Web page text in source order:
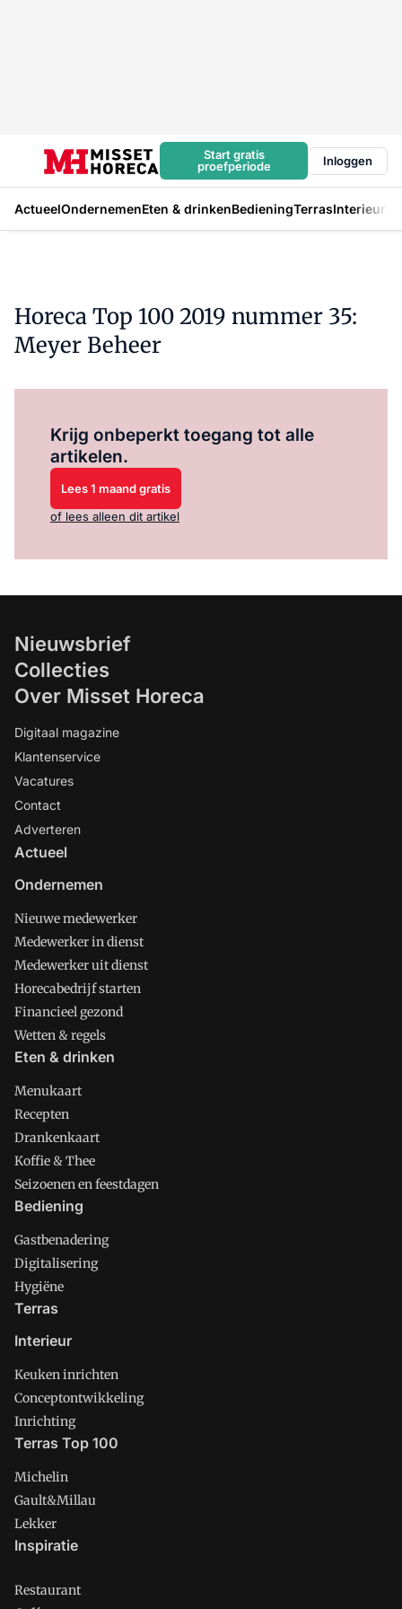
Start gratis
proefperiode
Inloggen
ActueelOndernemenEten & drinkenBedieningTerrasInterieur
Horeca Top 100 2019 nummer 35:
Meyer Beheer
Krijg onbeperkt toegang tot alle
artikelen.
Lees 1 maand gratis
of lees alleen dit artikel
Nieuwsbrief
Collecties
Over Misset Horeca
Digitaal magazine
Klantenservice
Vacatures
Contact
Adverteren
Actueel
Ondernemen
Nieuwe medewerker
Medewerker in dienst
Medewerker uit dienst
Horecabedrijf starten
Financieel gezond
Wetten & regels
Eten & drinken
Menukaart
Recepten
Drankenkaart
Koffie & Thee
Seizoenen en feestdagen
Bediening
Gastbenadering
Digitalisering
Hygiëne
Terras
Interieur
Keuken inrichten
Conceptontwikkeling
Inrichting
Terras Top 100
Michelin
Gault&Millau
Lekker
Inspiratie
Restaurant